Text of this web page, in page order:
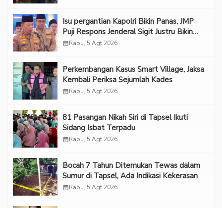
Isu pergantian Kapolri Bikin Panas, JMP
Puji Respons Jenderal Sigit Justru Bikin
“Adem”
calendar_monthRabu, 5 Agt 2026
Perkembangan Kasus Smart Village, Jaksa
Kembali Periksa Sejumlah Kades
calendar_monthRabu, 5 Agt 2026
81 Pasangan Nikah Siri di Tapsel Ikuti
Sidang Isbat Terpadu
calendar_monthRabu, 5 Agt 2026
Bocah 7 Tahun Ditemukan Tewas dalam
Sumur di Tapsel, Ada Indikasi Kekerasan
calendar_monthRabu, 5 Agt 2026